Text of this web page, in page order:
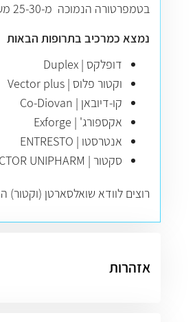
בטמפרטורה הנמוכה מ-25-30 מעלות צלזיוס, בהתאם להוראות התכשיר
נמצא כמרכיב בתרופות הבאות
דופלקס | Duplex
וקטור פלוס | Vector plus
קו-דיובאן | Co-Diovan
אקספורג' | Exforge
אנטרסטו | ENTRESTO
סקטור | SECTOR UNIPHARM
רוצים לוודא שואלסארטן
אזהרות